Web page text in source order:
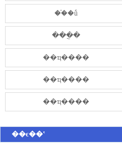
��֯�ṹ
���̷ֲ�
��ҵ����
��ҵ����
��ҵ����
��ϵ��ʽ